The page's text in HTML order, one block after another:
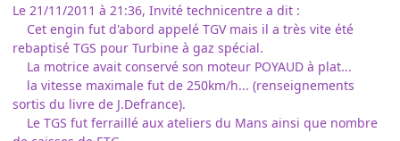
Le 21/11/2011 à 21:36, Invité technicentre a dit :
Cet engin fut d'abord appelé TGV mais il a très vite été
rebaptisé TGS pour Turbine à gaz spécial.
La motrice avait conservé son moteur POYAUD à plat...
la vitesse maximale fut de 250km/h... (renseignements
sortis du livre de J.Defrance).
Le TGS fut ferraillé aux ateliers du Mans ainsi que nombre